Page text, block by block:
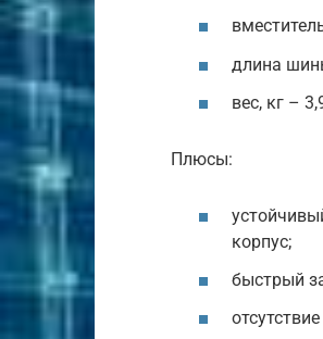
длина
вес, кг –
Плюсы:
корпус;
быстрый